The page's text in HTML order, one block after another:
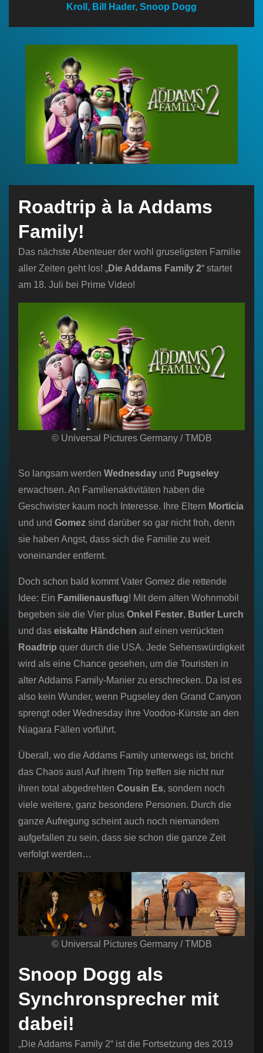
Kroll, Bill Hader, Snoop Dogg
Roadtrip à la Addams
Family!
Das nächste Abenteuer der wohl gruseligsten Familie
aller Zeiten geht los! „Die Addams Family 2“ startet
am 18. Juli bei Prime Video!
© Universal Pictures Germany / TMDB
So langsam werden Wednesday und Pugseley
erwachsen. An Familienaktivitäten haben die
Geschwister kaum noch Interesse. Ihre Eltern Morticia
und und Gomez sind darüber so gar nicht froh, denn
sie haben Angst, dass sich die Familie zu weit
voneinander entfernt.
Doch schon bald kommt Vater Gomez die rettende
Idee: Ein Familienausflug! Mit dem alten Wohnmobil
begeben sie die Vier plus Onkel Fester, Butler Lurch
und das eiskalte Händchen auf einen verrückten
Roadtrip quer durch die USA. Jede Sehenswürdigkeit
wird als eine Chance gesehen, um die Touristen in
alter Addams Family-Manier zu erschrecken. Da ist es
also kein Wunder, wenn Pugseley den Grand Canyon
sprengt oder Wednesday ihre Voodoo-Künste an den
Niagara Fällen vorführt.
Überall, wo die Addams Family unterwegs ist, bricht
das Chaos aus! Auf ihrem Trip treffen sie nicht nur
ihren total abgedrehten Cousin Es, sondern noch
viele weitere, ganz besondere Personen. Durch die
ganze Aufregung scheint auch noch niemandem
aufgefallen zu sein, dass sie schon die ganze Zeit
verfolgt werden…
© Universal Pictures Germany / TMDB
Snoop Dogg als
Synchronsprecher mit
dabei!
„Die Addams Family 2“ ist die Fortsetzung des 2019